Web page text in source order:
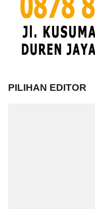
PILIHAN EDITOR